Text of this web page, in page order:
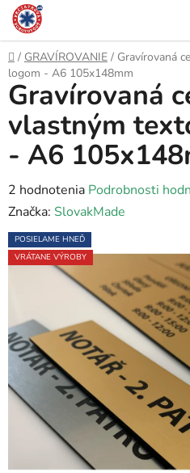
Prejsť
na
obsah
Domov
/ GRAVÍROVANIE / Gravírovaná
logom - A6 105x148mm
Gravírovaná
vlastným
- A6
Priemerné
hodnotenie
produktu
je
hviezdičiek.
2 hodnotenia Podrobnosti
Značka: SlovakMade
POSIELAME HNEĎ
VRÁTANE VÝROBY